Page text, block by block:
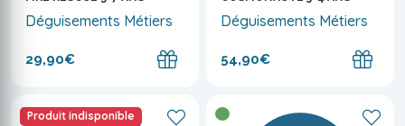
Déguisements Métiers
29,90€
Déguisements Métiers
54,90€
Produit indisponible